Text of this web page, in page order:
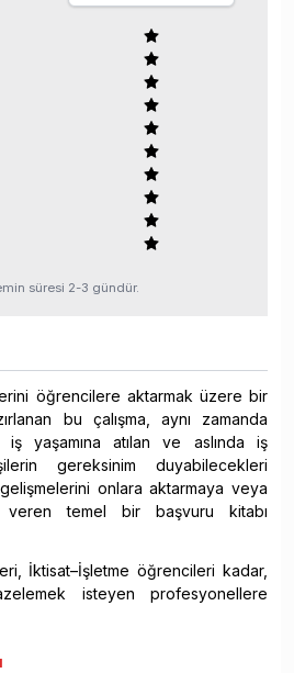
süresi 2-3 gündür.
öğrencilere aktarmak üzere bir
bu çalışma, aynı zamanda
iş yaşamına atılan ve aslında iş
gereksinim duyabilecekleri
onlara aktarmaya veya
veren temel bir başvuru kitabı
İktisat–İşletme öğrencileri kadar,
isteyen profesyonellere